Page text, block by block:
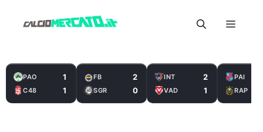
Menu
PAO 1
C48 1
FB 2
SGR 0
INT 2
VAD 1
PAI
RAP